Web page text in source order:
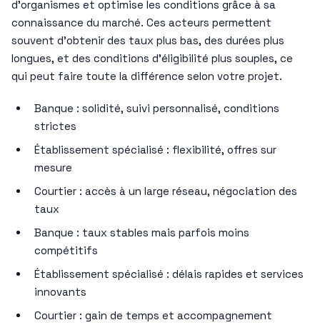
d’organismes et optimise les conditions grâce à sa
connaissance du marché. Ces acteurs permettent
souvent d’obtenir des taux plus bas, des durées plus
longues, et des conditions d’éligibilité plus souples, ce
qui peut faire toute la différence selon votre projet.
Banque : solidité, suivi personnalisé, conditions
strictes
Établissement spécialisé : flexibilité, offres sur
mesure
Courtier : accès à un large réseau, négociation des
taux
Banque : taux stables mais parfois moins
compétitifs
Établissement spécialisé : délais rapides et services
innovants
Courtier : gain de temps et accompagnement